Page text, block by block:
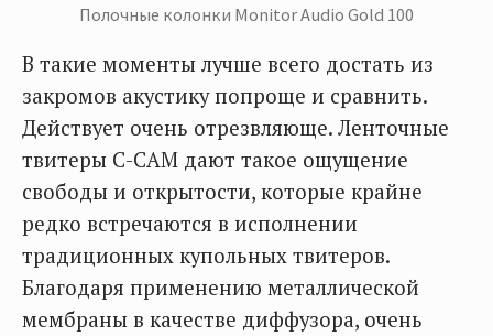
Полочные колонки Monitor Audio Gold 100
В такие моменты лучше всего достать из
закромов акустику попроще и сравнить.
Действует очень отрезвляюще. Ленточные
твитеры C-CAM дают такое ощущение
свободы и открытости, которые крайне
редко встречаются в исполнении
традиционных купольных твитеров.
Благодаря применению металлической
мембраны в качестве диффузора, очень